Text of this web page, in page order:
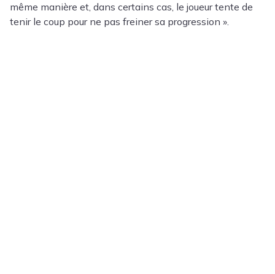
même manière et, dans certains cas, le joueur tente de
tenir le coup pour ne pas freiner sa progression ».